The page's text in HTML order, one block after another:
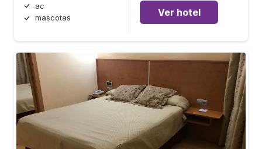
ac
mascotas
Ver hotel